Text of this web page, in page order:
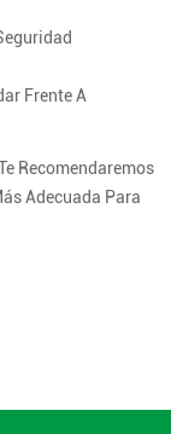
Frente A
Recomendaremos
Adecuada Para